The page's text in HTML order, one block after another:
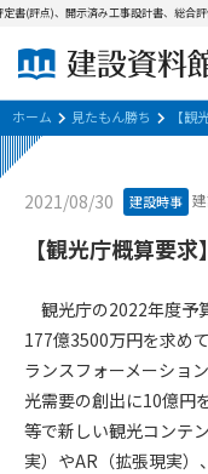
建設
会員
サポ
(評点)、開示済み工事設計書、総合評
ホーム 見たもん勝ち 【
2021/08/30 建設時事
【観光庁概算要
観光庁の2022年度予
177億3500万円を求め
ランスフォーメーショ
光需要の創出に10億円
等で新しい観光コンテ
実）やAR（拡張現実）
パスワードの再発
1. 本規約は、建設資
会員サービスの利
2. 管理者が建設資料
一部を構成するも
第2条（規約の変更）